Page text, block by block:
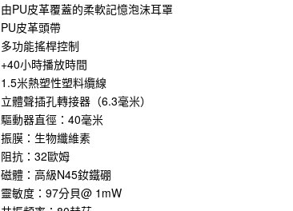
由PU皮革覆蓋的柔軟記憶泡沫耳罩
PU皮革頭帶
多功能搖桿控制
+40小時播放時間
1.5米熱塑性塑料纜線
立體聲插孔轉接器（6.3毫米）
驅動器直徑：40毫米
振膜：生物纖維素
阻抗：32歐姆
磁體：高級N45釹鐵硼
靈敏度：97分貝@ 1mW